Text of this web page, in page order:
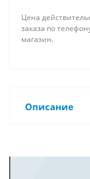
Цена
заказа по
магазин.
Описание